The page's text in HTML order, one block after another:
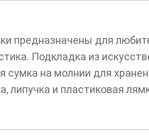
предназначены для
Подкладка из
сумка на молнии для
липучка и пластиковая